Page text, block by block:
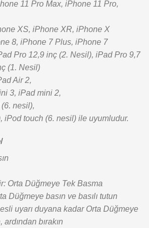
11 Pro Max, iPhone 11 Pro,
XS, iPhone XR, iPhone X
8, iPhone 7 Plus, iPhone 7
Pro 12,9 inç (2. Nesil), iPad Pro 9,7
(1. Nesil)
Air 2,
3, iPad mini 2,
nesil),
iPod touch (6. nesil) ile uyumludur.
Orta Düğmeye Tek Basma
Düğmeye basın ve basılı tutun
uyarı duyana kadar Orta Düğmeye
ardından bırakın